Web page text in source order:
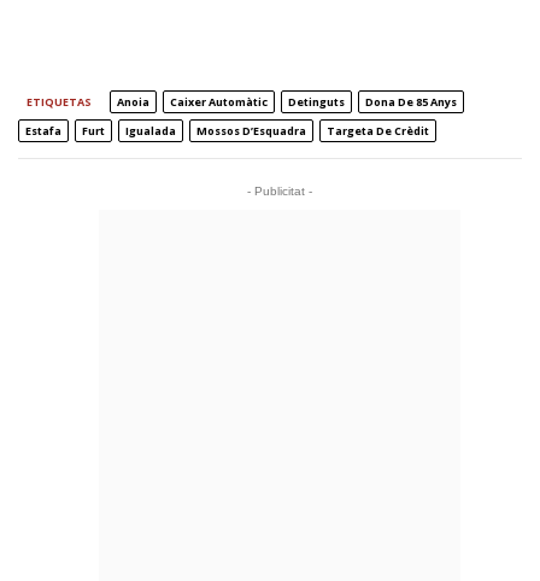
ETIQUETAS Anoia Caixer Automàtic Detinguts
Dona De 85 Anys
Estafa
Furt Igualada Mossos D’Esquadra Targeta De Crèdit
- Publicitat -